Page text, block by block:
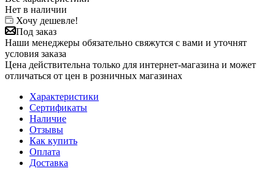
Нет в наличии
Хочу дешевле!
Под заказ
Наши менеджеры обязательно свяжутся с вами и уточнят
условия заказа
Цена действительна только для интернет-магазина и может
отличаться от цен в розничных магазинах
Характеристики
Сертификаты
Наличие
Отзывы
Как купить
Оплата
Доставка